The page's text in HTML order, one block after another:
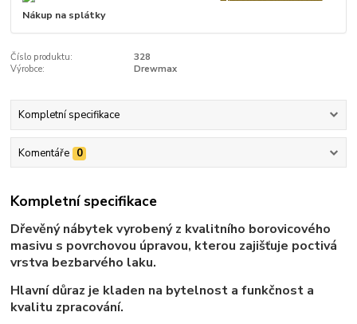
Nákup na splátky
Číslo produktu:
328
Výrobce:
Drewmax
Kompletní specifikace
Komentáře 0
Kompletní specifikace
Dřevěný nábytek vyrobený z kvalitního borovicového
masivu s povrchovou úpravou, kterou zajišťuje poctivá
vrstva bezbarvého laku.
Hlavní důraz je kladen na bytelnost a funkčnost a
kvalitu zpracování.